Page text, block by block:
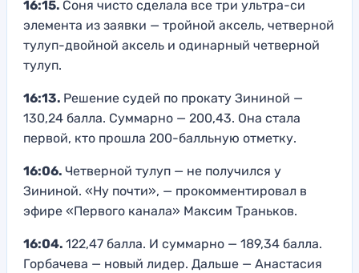
16:15. Соня чисто сделала все три ультра-си
элемента из заявки — тройной аксель, четверной
тулуп-двойной аксель и одинарный четверной
тулуп.
16:13. Решение судей по прокату Зининой —
130,24 балла. Суммарно — 200,43. Она стала
первой, кто прошла 200-балльную отметку.
16:06. Четверной тулуп — не получился у
Зининой. «Ну почти», — прокомментировал в
эфире «Первого канала» Максим Траньков.
16:04. 122,47 балла. И суммарно — 189,34 балла.
Горбачева — новый лидер. Дальше — Анастасия